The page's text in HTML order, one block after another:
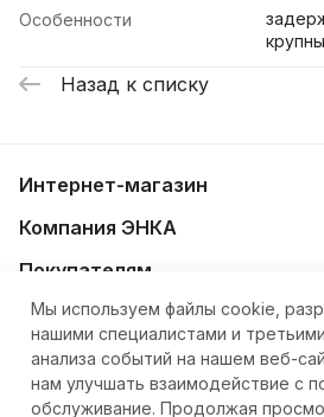
Особенности
Назад к списку
Интернет-магазин
Компания ЭНКА
Покупателям
+7 (4212) 23-33-33
eshop@nkteh.ru
Мы используем файлы cookie,
нашими специалистами и
анализа событий на нашем веб-
нам улучшать взаимодействие с
обслуживание. Продолжая